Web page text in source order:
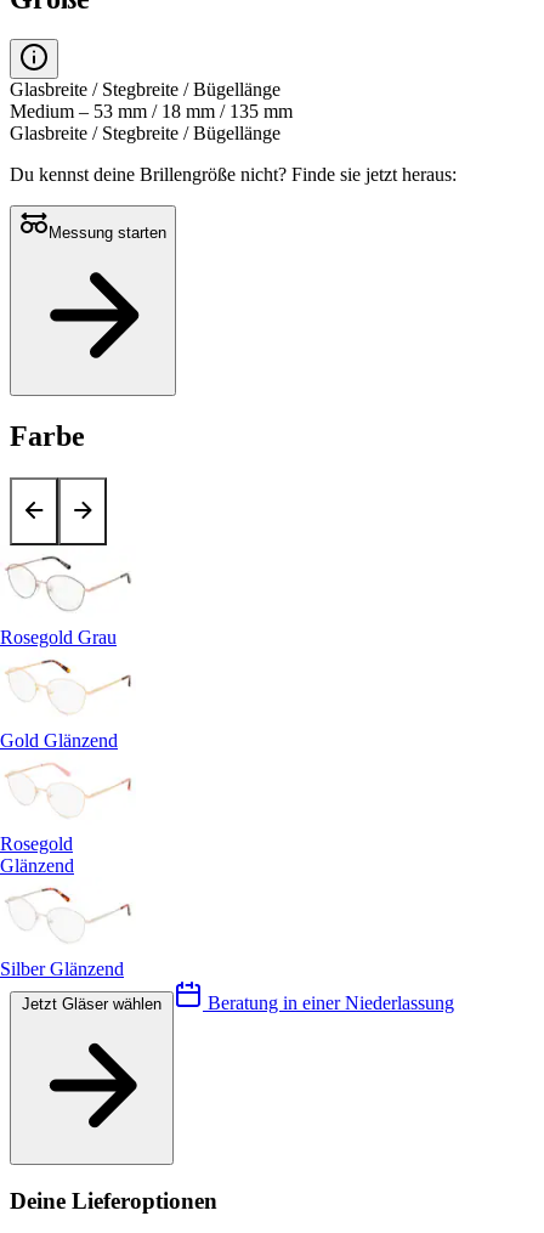
Glasbreite / Stegbreite / Bügellänge
Medium – 53 mm / 18 mm / 135 mm
Glasbreite / Stegbreite / Bügellänge
Du kennst deine Brillengröße nicht? Finde sie jetzt heraus:
Messung starten
Farbe
Rosegold Grau
Gold Glänzend
Rosegold
Glänzend
Silber Glänzend
Beratung in einer Niederlassung
Deine Lieferoptionen